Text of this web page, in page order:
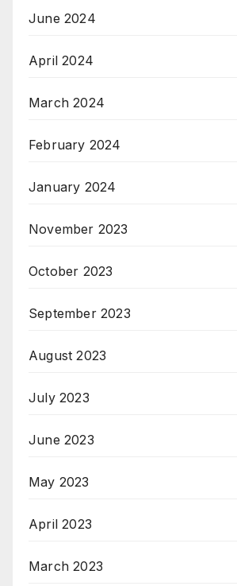
June 2024
April 2024
March 2024
February 2024
January 2024
November 2023
October 2023
September 2023
August 2023
July 2023
June 2023
May 2023
April 2023
March 2023